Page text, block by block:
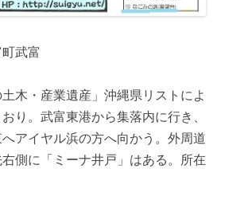
武富
木・産業遺産」沖縄県リストによ
り。武富東港から集落内に行き、
アイヤル浜の方へ向かう。外周道
側に「ミーナ井戸」はある。所在